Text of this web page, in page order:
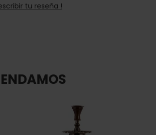
tu reseña !